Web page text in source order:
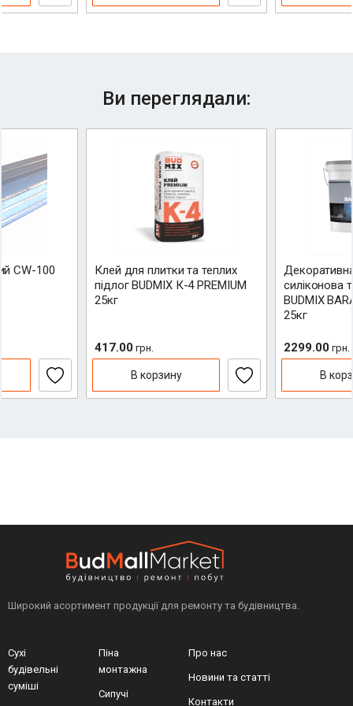
Ви переглядали:
CW-100
Клей для плитки та теплих
підлог BUDMIX К-4 PREMIUM
25кг
417.00 грн.
В корзину
силіконова
BUDMIX
25кг
2299.00 грн.
В
Широкий асортимент продукції для ремонту та будівництва.
Сухі
будівельні
суміші
Піна
монтажна
Сипучі
Про нас
Новини та статті
Контакти